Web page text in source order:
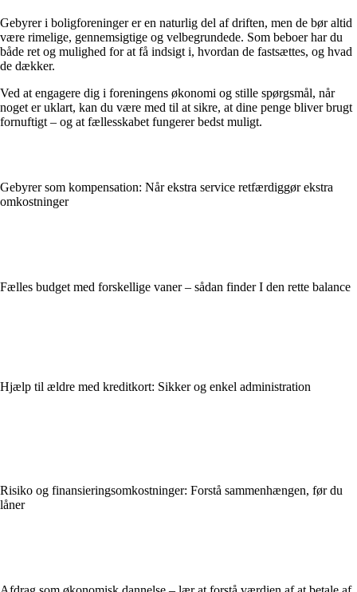
Gebyrer i boligforeninger er en naturlig del af driften, men de bør altid
være rimelige, gennemsigtige og velbegrundede. Som beboer har du
både ret og mulighed for at få indsigt i, hvordan de fastsættes, og hvad
de dækker.
Ved at engagere dig i foreningens økonomi og stille spørgsmål, når
noget er uklart, kan du være med til at sikre, at dine penge bliver brugt
fornuftigt – og at fællesskabet fungerer bedst muligt.
Gebyrer som kompensation: Når ekstra service retfærdiggør ekstra
omkostninger
Fælles budget med forskellige vaner – sådan finder I den rette balance
Hjælp til ældre med kreditkort: Sikker og enkel administration
Risiko og finansieringsomkostninger: Forstå sammenhængen, før du
låner